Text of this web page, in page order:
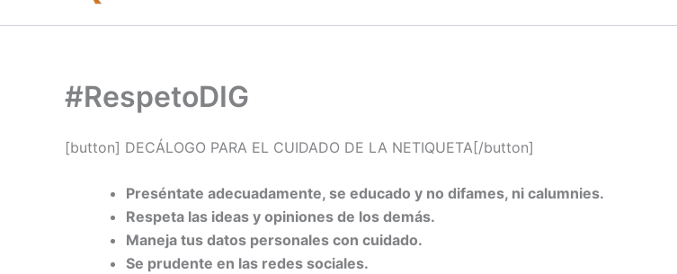
#RespetoDIG
[button] DECÁLOGO PARA EL CUIDADO DE LA NETIQUETA[/button]
Preséntate adecuadamente, se educado y no difames, ni calumnies.
Respeta las ideas y opiniones de los demás.
Maneja tus datos personales con cuidado.
Se prudente en las redes sociales.